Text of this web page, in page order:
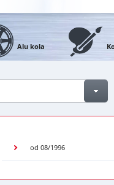
Alu kola
od 08/1996